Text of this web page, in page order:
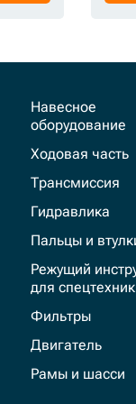
Навесное
оборудование
Ходовая часть
Трансмиссия
Гидравлика
Пальцы и
Режущий
для
Фильтры
Двигатель
Рамы и шасси